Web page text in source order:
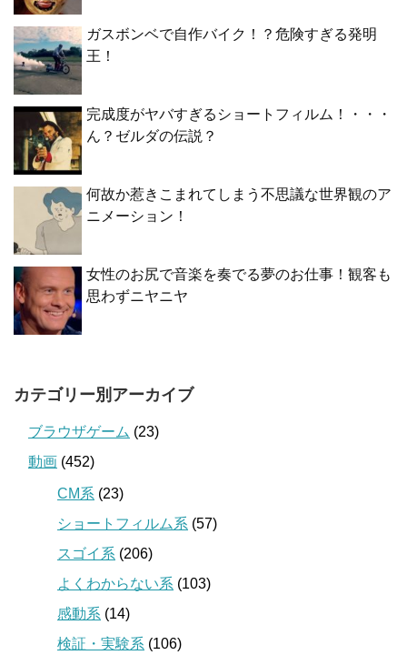
ガスボンベで自作バイク！？危険すぎる発明
王！
完成度がヤバすぎるショートフィルム！・・・
ん？ゼルダの伝説？
何故か惹きこまれてしまう不思議な世界観のア
ニメーション！
女性のお尻で音楽を奏でる夢のお仕事！観客も
思わずニヤニヤ
カテゴリー別アーカイブ
ブラウザゲーム (23)
動画 (452)
CM系 (23)
ショートフィルム系 (57)
スゴイ系 (206)
よくわからない系 (103)
感動系 (14)
検証・実験系 (106)